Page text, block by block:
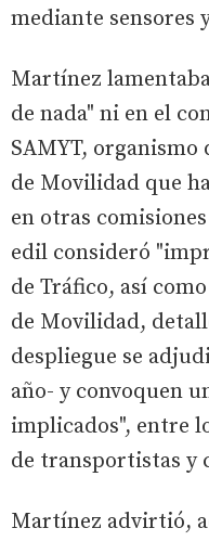
mediante sensores
Martínez
de nada" ni en el
SAMYT, organismo
de Movilidad que
en otras
edil consideró
de Tráfico, así
de Movilidad,
despliegue se
año- y convoquen
implicados", entre
de transportistas y
Martínez advirtió,